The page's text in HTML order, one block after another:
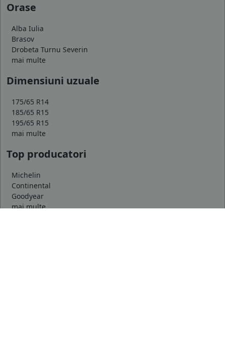
Orase
Alba Iulia
Brasov
Drobeta Turnu Severin
mai multe
Dimensiuni uzuale
175/65 R14
185/65 R15
195/65 R15
mai multe
Top producatori
Michelin
Continental
Goodyear
mai multe